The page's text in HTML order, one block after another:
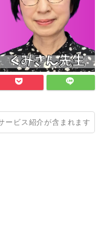
ービス紹介が含まれます